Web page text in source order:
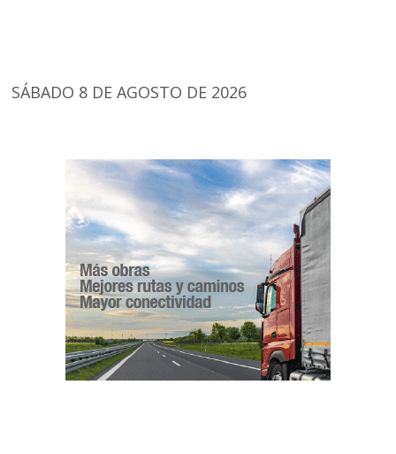
SÁBADO 8 DE AGOSTO DE 2026